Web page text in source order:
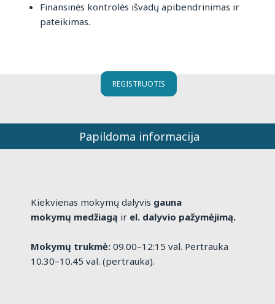
Finansinės kontrolės išvadų apibendrinimas ir
pateikimas.
REGISTRUOTIS
Papildoma informacija
Kiekvienas mokymų dalyvis gauna
mokymų medžiagą ir el. dalyvio pažymėjimą.
Mokymų trukmė: 09.00–12:15 val. Pertrauka
10.30–10.45 val. (pertrauka).